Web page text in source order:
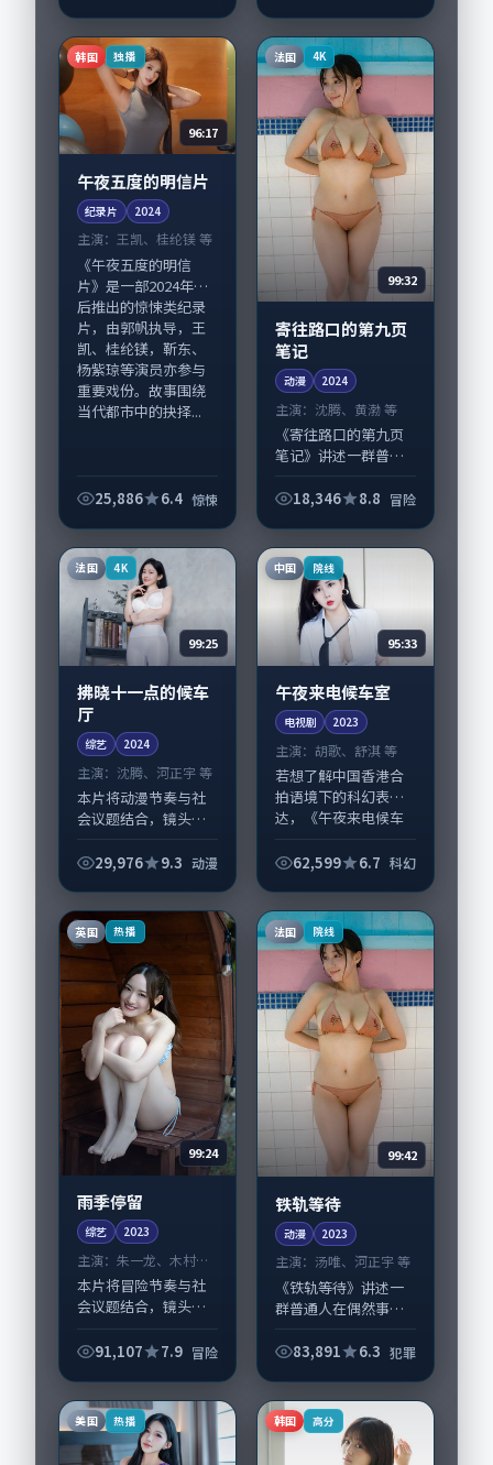
参与重要戏份。故事
围绕当代都市中的...
韩国 独播
96:17
午夜五度的明信片
纪录片 2024
主演： 王凯、桂纶镁 等
《午夜五度的明信
片》是一部2024年前
后推出的惊悚类纪录
片，由郭帆执导，王
凯、桂纶镁，靳东、
杨紫琼等演员亦参与
重要戏份。故事围绕
当代都市中的抉择...
25,886 6.4 惊悚
法国 4K
99:32
寄往路口的第九页
笔记
动漫 2024
主演： 沈腾、黄渤 等
《寄往路口的第九页
笔记》讲述一群普通
改写人生轨迹的故
头。导演宁浩擅长留
白叙事，沈腾、黄渤
的...
18,346 8.8 冒险
法国 4K
99:25
拂晓十一点的候车
厅
综艺 2024
主演： 沈腾、河正宇 等
本片将动漫节奏与社
会议题结合，镜头语
《拂晓十一点的候车
线；取景与声音设计
凸显法国城市质感，
适合...
29,976 9.3 动漫
中国 院线
95:33
午夜来电候车室
电视剧 2023
主演： 胡歌、舒淇 等
若想了解中国香港合
拍语境下的科幻表
达，《午夜来电候车
侧重人物动机与生活
重。影片2023年面
世...
62,599 6.7 科幻
英国 热播
99:24
雨季停留
综艺 2023
主演： 朱一龙、木村拓
哉 等
本片将冒险节奏与社
会议题结合，镜头语
《雨季停留》由曾国
景与声音设计凸显英
国城市质感，适合偏
好...
91,107 7.9 冒险
法国 院线
99:42
铁轨等待
动漫 2023
主演： 汤唯、河正宇 等
《铁轨等待》讲述一
群普通人在偶然事件
的故事，犯罪类型元
擅长留白叙事，汤
唯、河正宇的情感拿
83,891 6.3 犯罪
美国 热播 韩国 高分